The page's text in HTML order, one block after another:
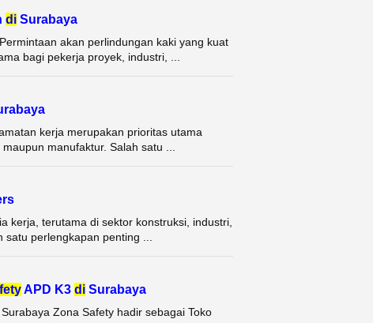
diSurabaya
akan perlindungan kaki yang kuat
bagi pekerja proyek, industri, ...
kerja merupakan prioritas utama
manufaktur. Salah satu ...
kerja, terutama di sektor konstruksi, industri,
perlengkapan penting ...
APD K3 diSurabaya
Zona Safety hadir sebagai Toko